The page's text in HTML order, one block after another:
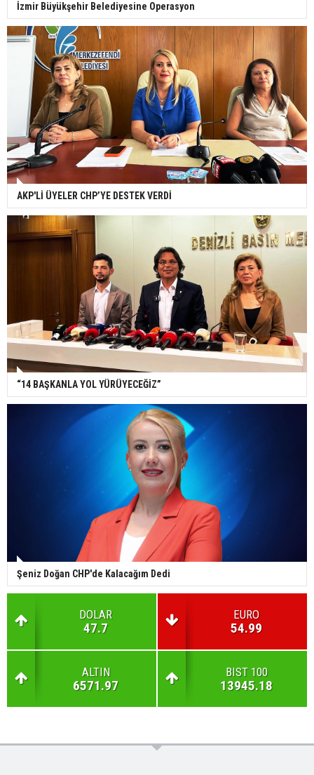
İzmir Büyükşehir Belediyesine Operasyon
AKP'Lİ ÜYELER CHP’YE DESTEK VERDİ
“14 BAŞKANLA YOL YÜRÜYECEĞİZ”
Şeniz Doğan CHP'de Kalacağım Dedi
DOLAR
47.7
EURO
54.99
ALTIN
6571.97
BIST 100
13945.18